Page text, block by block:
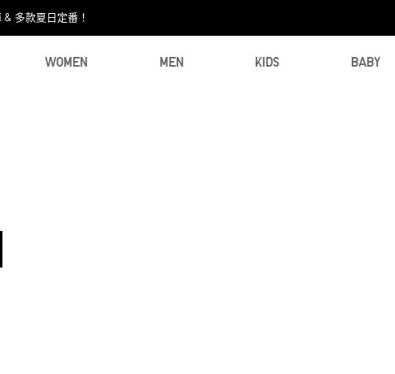
多款夏日定番！​
WOMEN MEN KIDS BABY